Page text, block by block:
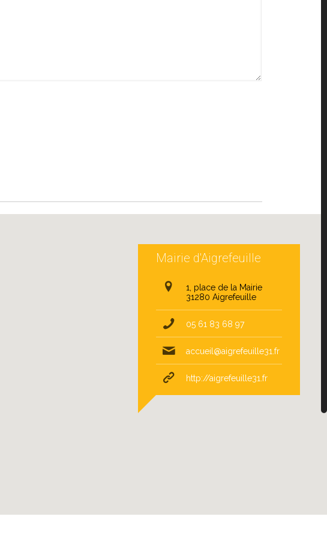
Mairie d'Aigrefeuille
1, place de la Mairie
31280 Aigrefeuille
05 61 83 68 97
accueil@aigrefeuille31.fr
http://aigrefeuille31.fr